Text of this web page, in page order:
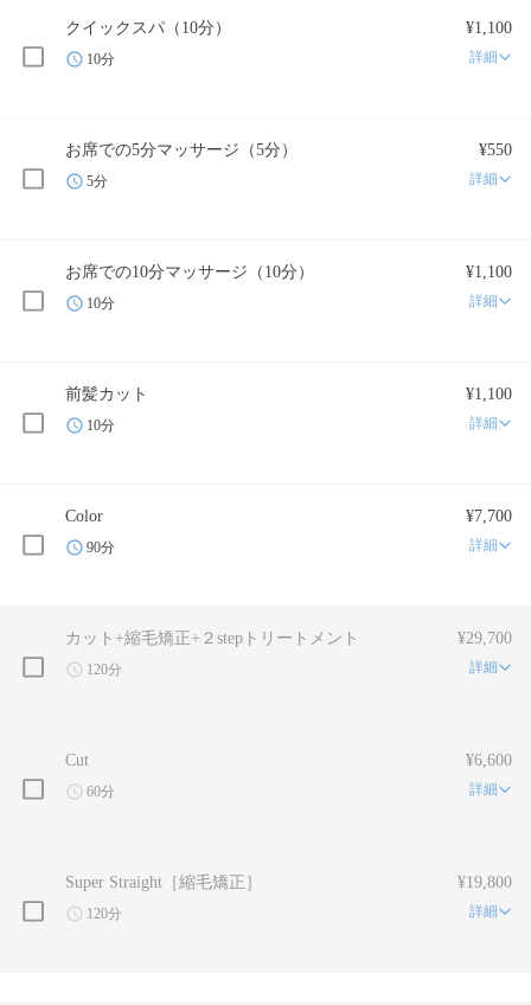
クイックスパ（10分） ¥1,100
10分 詳細
お席での5分マッサージ（5分） ¥550
5分 詳細
お席での10分マッサージ（10分） ¥1,100
10分 詳細
前髪カット ¥1,100
10分 詳細
Color ¥7,700
90分 詳細
カット+縮毛矯正+２stepトリートメント ¥29,700
120分 詳細
Cut ¥6,600
60分 詳細
Super Straight［縮毛矯正］ ¥19,800
120分 詳細